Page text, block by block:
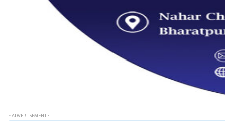
- ADVERTISEMENT -